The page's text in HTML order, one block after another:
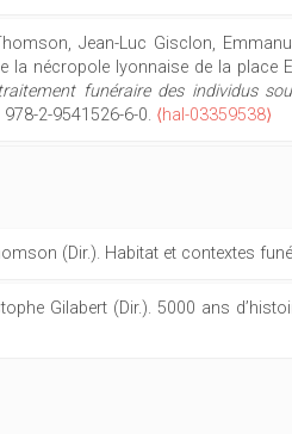
Jean-Luc Gisclon,
la nécropole lyonnaise de la place
funéraire des individus
2-9541526-6-0. ⟨hal-03359538⟩
(Dir.). Habitat et contextes
Gilabert (Dir.). 5000 ans